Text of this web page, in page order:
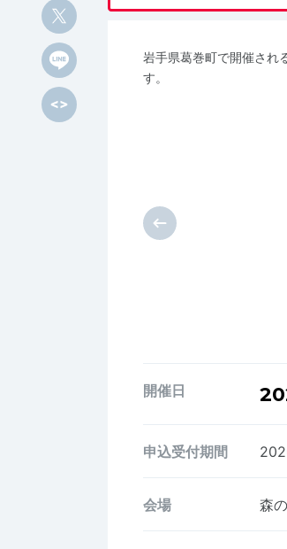
岩手県葛巻町で開催され
す。
開催日
申込受付期間
会場 森